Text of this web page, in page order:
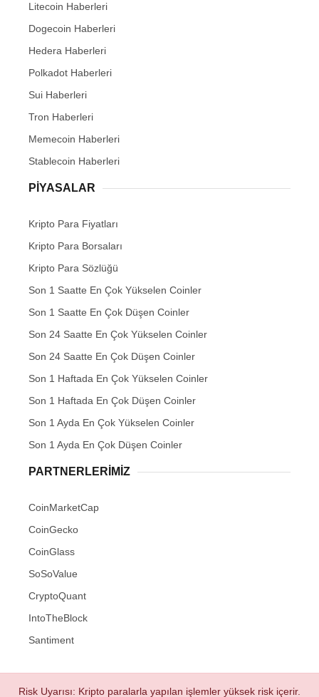
Litecoin Haberleri
Dogecoin Haberleri
Hedera Haberleri
Polkadot Haberleri
Sui Haberleri
Tron Haberleri
Memecoin Haberleri
Stablecoin Haberleri
PIYASALAR
Kripto Para Fiyatları
Kripto Para Borsaları
Kripto Para Sözlüğü
Son 1 Saatte En Çok Yükselen Coinler
Son 1 Saatte En Çok Düşen Coinler
Son 24 Saatte En Çok Yükselen Coinler
Son 24 Saatte En Çok Düşen Coinler
Son 1 Haftada En Çok Yükselen Coinler
Son 1 Haftada En Çok Düşen Coinler
Son 1 Ayda En Çok Yükselen Coinler
Son 1 Ayda En Çok Düşen Coinler
PARTNERLERIMIZ
CoinMarketCap
CoinGecko
CoinGlass
SoSoValue
CryptoQuant
IntoTheBlock
Santiment
Risk Uyarısı: Kripto paralarla yapılan işlemler yüksek risk içerir.